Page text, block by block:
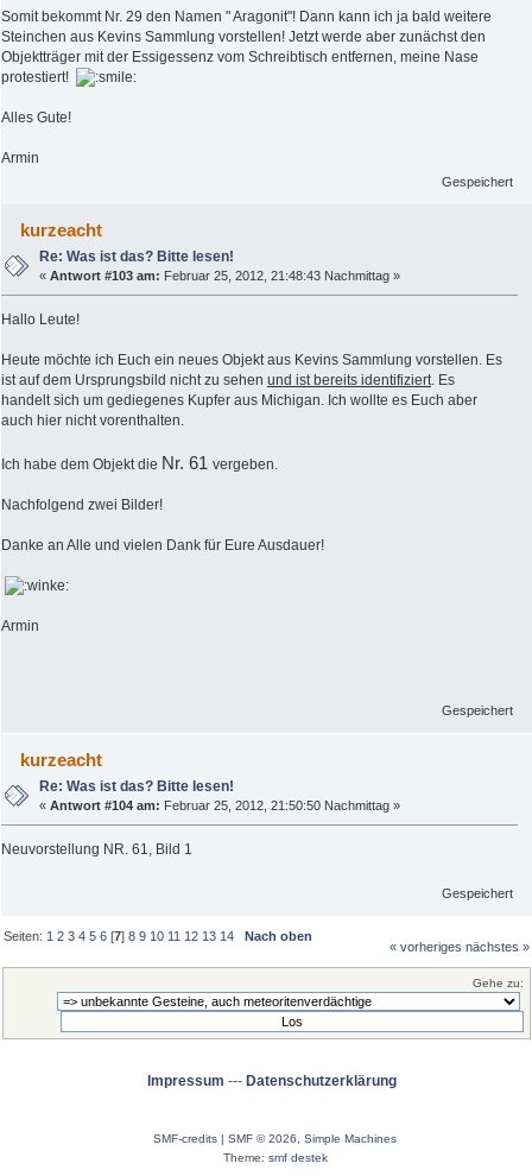
Somit bekommt Nr. 29 den Namen " Aragonit"! Dann kann ich ja bald weitere
Steinchen aus Kevins Sammlung vorstellen! Jetzt werde aber zunächst den
Objektträger mit der Essigessenz vom Schreibtisch entfernen, meine Nase
protestiert!
Alles Gute!
Armin
Gespeichert
kurzeacht
Re: Was ist das? Bitte lesen!
«Antwort #103 am: Februar 25, 2012, 21:48:43 Nachmittag »
Hallo Leute!
Heute möchte ich Euch ein neues Objekt aus Kevins Sammlung vorstellen. Es
ist auf dem Ursprungsbild nicht zu sehen und ist bereits identifiziert. Es
handelt sich um gediegenes Kupfer aus Michigan. Ich wollte es Euch aber
auch hier nicht vorenthalten.
Ich habe dem Objekt die Nr. 61 vergeben.
Nachfolgend zwei Bilder!
Danke an Alle und vielen Dank für Eure Ausdauer!
Armin
Gespeichert
kurzeacht
Re: Was ist das? Bitte lesen!
«Antwort #104 am: Februar 25, 2012, 21:50:50 Nachmittag »
Neuvorstellung NR. 61, Bild 1
Gespeichert
Seiten:1 2 3 4 5 6 [7]8 9 10 11 12 13 14 Nach oben
« vorheriges nächstes »
Gehe zu:
Impressum --- Datenschutzerklärung
SMF-credits | SMF © 2026
Simple Machines
Theme: smf destek